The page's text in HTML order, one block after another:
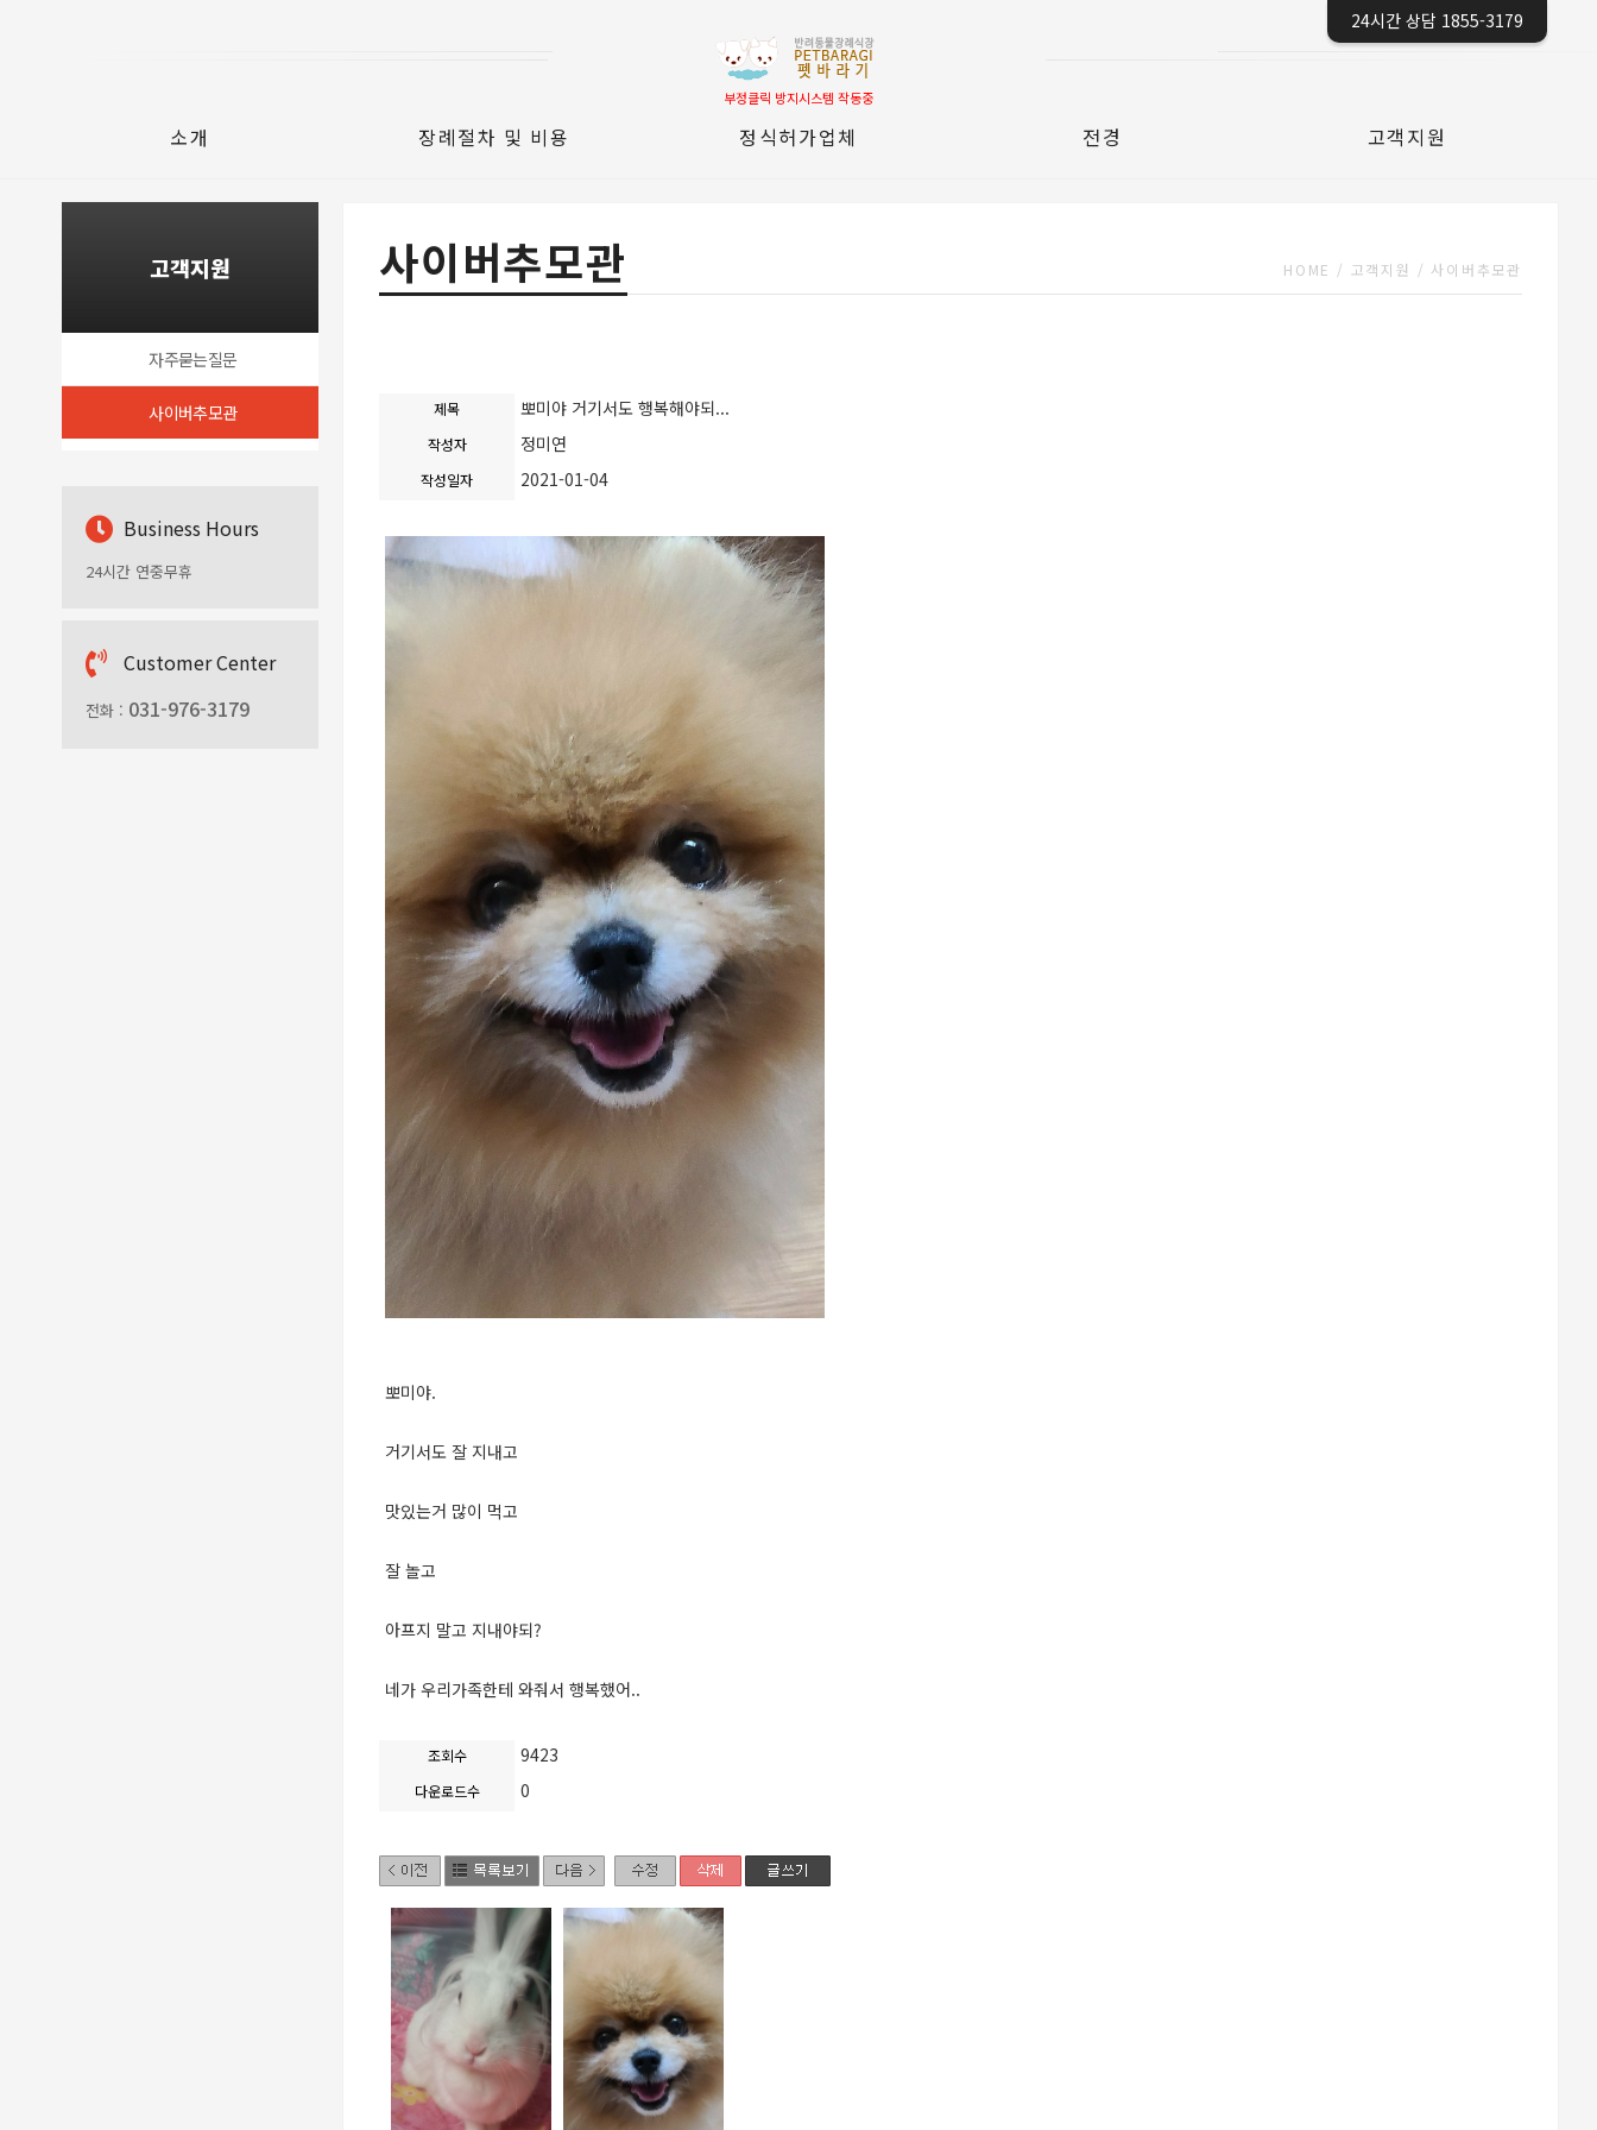
부정클릭 방지시스템 작동중
24시간 상담 1855-3179
소개 장례절차 및 비용 정식허가업체 전경 고객지원
고객지원
자주묻는질문
사이버추모관
Business Hours
24시간 연중무휴
Customer Center
전화 : 031-976-3179
HOME / 고객지원 /사이버추모관
사이버추모관
제목 뽀미야 거기서도 행복해야되...
작성자 정미연
작성일자 2021-01-04
뽀미야.
거기서도 잘 지내고
맛있는거 많이 먹고
잘 놀고
아프지 말고 지내야되?
네가 우리가족한테 와줘서 행복했어..
조회수 9423
다운로드수 0